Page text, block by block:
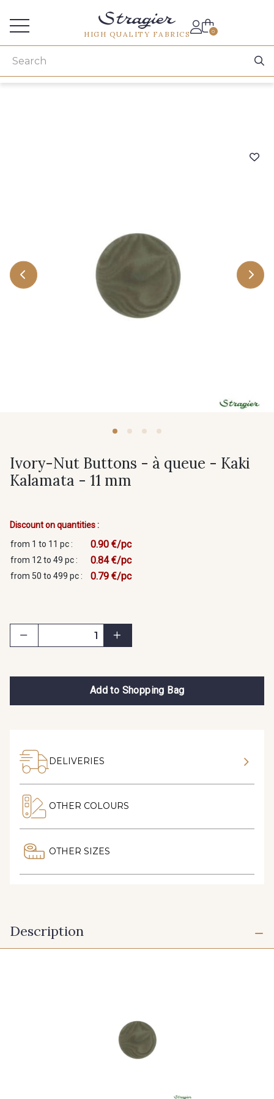
HIGH QUALITY FABRICS 0
Ivory-Nut Buttons - à queue - Kaki
Kalamata - 11 mm
Discount on quantities :
from 1 to 11 pc :
0.90 €/pc
from 12 to 49 pc : 0.84 €/pc
from 50 to 499 pc : 0.79 €/pc
Add to Shopping Bag
DELIVERIES
OTHER COLOURS
OTHER SIZES
Description